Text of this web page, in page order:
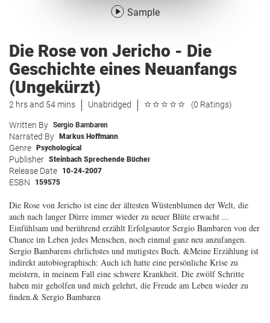
Sample
Die Rose von Jericho - Die
Geschichte eines Neuanfangs
(Ungekürzt)
2 hrs and 54 mins Unabridged (0 Ratings)
Written By Sergio Bambaren
Narrated By Markus Hoffmann
Genre Psychological
Publisher Steinbach Sprechende Bücher
Release Date 10-24-2007
ESBN 159575
Die Rose von Jericho ist eine der ältesten Wüstenblumen der Welt, die
auch nach langer Dürre immer wieder zu neuer Blüte erwacht ...
Einfühlsam und berührend erzählt Erfolgsautor Sergio Bambaren von der
Chance im Leben jedes Menschen, noch einmal ganz neu anzufangen.
Sergio Bambarens ehrlichstes und mutigstes Buch. &Meine Erzählung ist
indirekt autobiographisch: Auch ich hatte eine persönliche Krise zu
meistern, in meinem Fall eine schwere Krankheit. Die zwölf Schritte
haben mir geholfen und mich gelehrt, die Freude am Leben wieder zu
finden.& Sergio Bambaren